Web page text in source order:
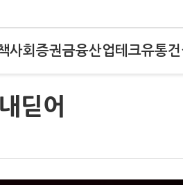
사회 증권금융산업테크유통건
딛어